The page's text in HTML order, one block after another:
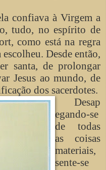
confiava à Virgem a
tudo, no espírito de
como está na regra
Desde então,
santa, de prolongar
Jesus ao mundo, de
dos sacerdotes.
Desap
egando-se
de todas
as coisas
materiais,
sente-se